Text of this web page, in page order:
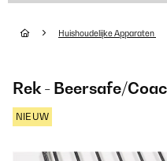
Huishoudelijke Apparaten
Rek - Beersafe/
NIEUW